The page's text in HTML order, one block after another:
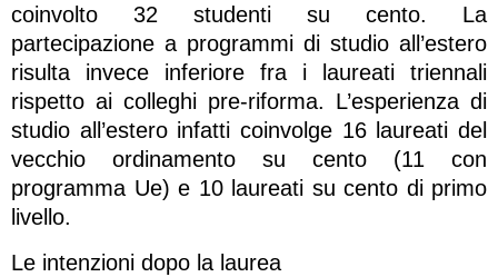
coinvolto 32 studenti su cento. La
partecipazione a programmi di studio all’estero
risulta invece inferiore fra i laureati triennali
rispetto ai colleghi pre-riforma. L’esperienza di
studio all’estero infatti coinvolge 16 laureati del
vecchio ordinamento su cento (11 con
programma Ue) e 10 laureati su cento di primo
livello.
Le intenzioni dopo la laurea